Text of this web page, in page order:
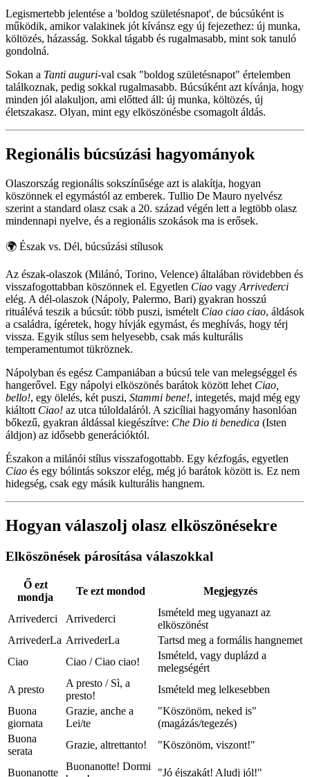
Legismertebb jelentése a 'boldog születésnapot', de búcsúként is
működik, amikor valakinek jót kívánsz egy új fejezethez: új munka,
költözés, házasság. Sokkal tágabb és rugalmasabb, mint sok tanuló
gondolná.
Sokan a Tanti auguri-val csak "boldog születésnapot" értelemben
találkoznak, pedig sokkal rugalmasabb. Búcsúként azt kívánja, hogy
minden jól alakuljon, ami előtted áll: új munka, költözés, új
életszakasz. Olyan, mint egy elköszönésbe csomagolt áldás.
Regionális búcsúzási hagyományok
Olaszország regionális sokszínűsége azt is alakítja, hogyan
köszönnek el egymástól az emberek. Tullio De Mauro nyelvész
szerint a standard olasz csak a 20. század végén lett a legtöbb olasz
mindennapi nyelve, és a regionális szokások ma is erősek.
🌍 Észak vs. Dél, búcsúzási stílusok
Az észak-olaszok (Milánó, Torino, Velence) általában rövidebben és
visszafogottabban köszönnek el. Egyetlen Ciao vagy Arrivederci
elég. A dél-olaszok (Nápoly, Palermo, Bari) gyakran hosszú
rituálévá teszik a búcsút: több puszi, ismételt Ciao ciao ciao, áldások
a családra, ígéretek, hogy hívják egymást, és meghívás, hogy térj
vissza. Egyik stílus sem helyesebb, csak más kulturális
temperamentumot tükröznek.
Nápolyban és egész Campaniában a búcsú tele van melegséggel és
hangerővel. Egy nápolyi elköszönés barátok között lehet Ciao,
bello!, egy ölelés, két puszi, Stammi bene!, integetés, majd még egy
kiáltott Ciao! az utca túloldaláról. A szicíliai hagyomány hasonlóan
bőkezű, gyakran áldással kiegészítve: Che Dio ti benedica (Isten
áldjon) az idősebb generációktól.
Északon a milánói stílus visszafogottabb. Egy kézfogás, egyetlen
Ciao és egy bólintás sokszor elég, még jó barátok között is. Ez nem
hidegség, csak egy másik kulturális hangnem.
Hogyan válaszolj olasz elköszönésekre
Elköszönések párosítása válaszokkal
Ő ezt
mondja
Te ezt mondod Megjegyzés
Arrivederci Arrivederci
Ismételd meg ugyanazt az
elköszönést
ArrivederLa ArrivederLa
Tartsd meg a formális hangnemet
Ciao
Ciao / Ciao ciao!
Ismételd, vagy duplázd a
melegségért
A presto
A presto / Sì, a
presto!
Ismételd meg lelkesebben
Buona
giornata
Grazie, anche a
Lei/te
"Köszönöm, neked is"
(magázás/tegezés)
Buona
serata
Grazie, altrettanto! "Köszönöm, viszont!"
Buonanotte
Buonanotte! Dormi
"Jó éjszakát! Aludj jól!"